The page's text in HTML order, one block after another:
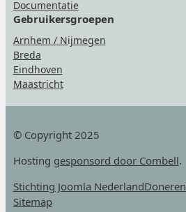
Documentatie
Gebruikersgroepen
Arnhem / Nijmegen
Breda
Eindhoven
Maastricht
© Copyright 2025
Hosting gesponsord door Combell.
Stichting Joomla NederlandDoneren
Sitemap